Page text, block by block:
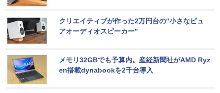
クリエイティブが作った2万円台の“小さなピュ
アオーディオスピーカー”
メモリ32GBでも予算内。産経新聞社がAMD Ryz
en搭載dynabookを2千台導入